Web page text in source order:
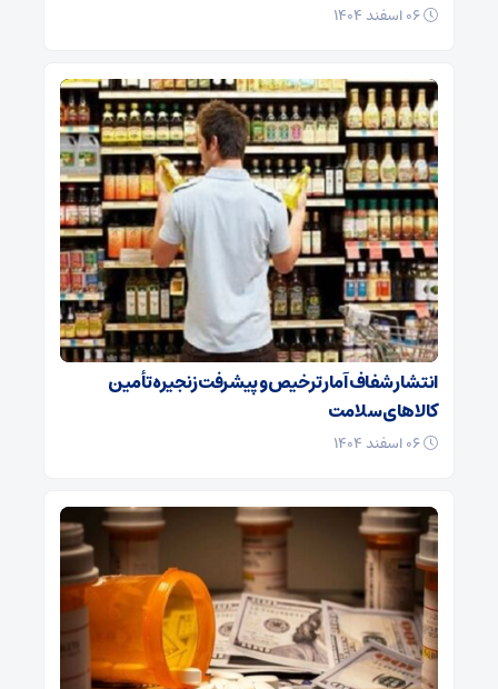
انتشار شفاف آمار ترخیص و پیشرفت زنجیره تأمین
کالاهای سلامت